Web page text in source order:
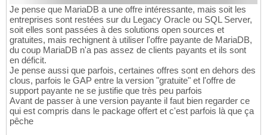
Je pense que MariaDB a une offre intéressante, mais soit les
entreprises sont restées sur du Legacy Oracle ou SQL Server,
soit elles sont passées à des solutions open sources et
gratuites, mais rechignent à utiliser l'offre payante de MariaDB,
du coup MariaDB n'a pas assez de clients payants et ils sont
en déficit.
Je pense aussi que parfois, certaines offres sont en dehors des
clous, parfois le GAP entre la version "gratuite" et l'offre de
support payante ne se justifie que très peu parfois
Avant de passer à une version payante il faut bien regarder ce
qui est compris dans le package offert et c'est parfois là que ça
pêche